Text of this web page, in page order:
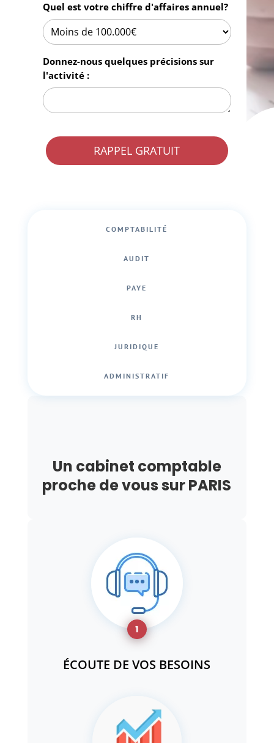
Quel est votre chiffre d'affaires annuel?
Donnez-nous quelques précisions sur
l'activité :
COMPTABILITÉ
AUDIT
PAYE
RH
JURIDIQUE
ADMINISTRATIF
Un cabinet comptable
proche de vous sur PARIS
1
ÉCOUTE DE VOS BESOINS